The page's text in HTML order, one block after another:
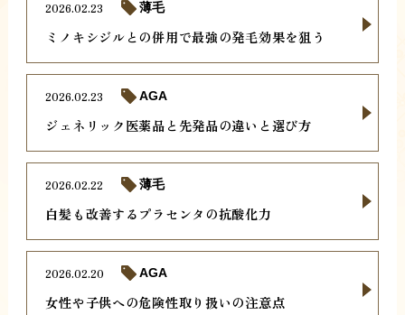
ミノキシジルとの併用で最強の発毛効果を狙う
2026.02.23 薄毛
ジェネリック医薬品と先発品の違いと選び方
2026.02.23 AGA
白髪も改善するプラセンタの抗酸化力
2026.02.22 薄毛
女性や子供への危険性取り扱いの注意点
2026.02.20 AGA